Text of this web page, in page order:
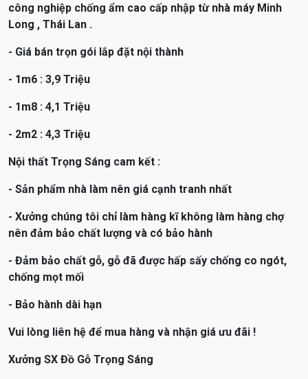
công nghiệp chống ẩm cao cấp nhập từ nhà máy Minh
Long , Thái Lan .
- Giá bán trọn gói lắp đặt nội thành
- 1m6 : 3,9 Triệu
- 1m8 : 4,1 Triệu
- 2m2 : 4,3 Triệu
Nội thất Trọng Sáng cam kết :
- Sản phẩm nhà làm nên giá cạnh tranh nhất
- Xưởng chúng tôi chỉ làm hàng kĩ không làm hàng chợ
nên đảm bảo chất lượng và có bảo hành
- Đảm bảo chất gỗ, gỗ đã được hấp sấy chống co ngót,
chống mọt mối
- Bảo hành dài hạn
Vui lòng liên hệ để mua hàng và nhận giá ưu đãi !
Xưởng SX Đồ Gỗ Trọng Sáng